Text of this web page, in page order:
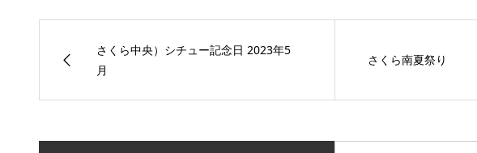
さくら中央）シチュー記念日 2023年5
月
さくら南夏祭り